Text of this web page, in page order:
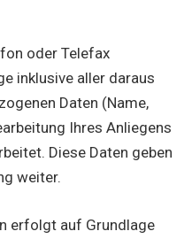
oder Telefax
inklusive aller daraus
Daten (Name,
Ihres Anliegens
Diese Daten geben
weiter.
erfolgt auf Grundlage